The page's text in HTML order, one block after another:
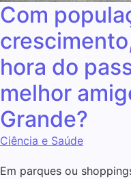
Com
hora do
melhor
Grande?
Ciência e Saúde
Em parques ou